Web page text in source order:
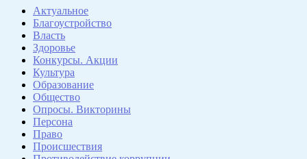
Актуальное
Благоустройство
Власть
Здоровье
Конкурсы. Акции
Культура
Образование
Общество
Опросы. Викторины
Персона
Право
Происшествия